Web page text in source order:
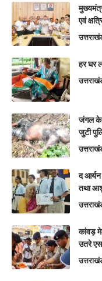
एवं
हर घर
​जंगल के
जुटी
द
तथा
कांवड़
उतरे